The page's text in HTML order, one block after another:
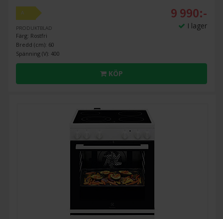
A
PRODUKTBLAD
Färg: Rostfri
Bredd (cm): 60
Spänning (V): 400
9 990:-
I lager
KÖP